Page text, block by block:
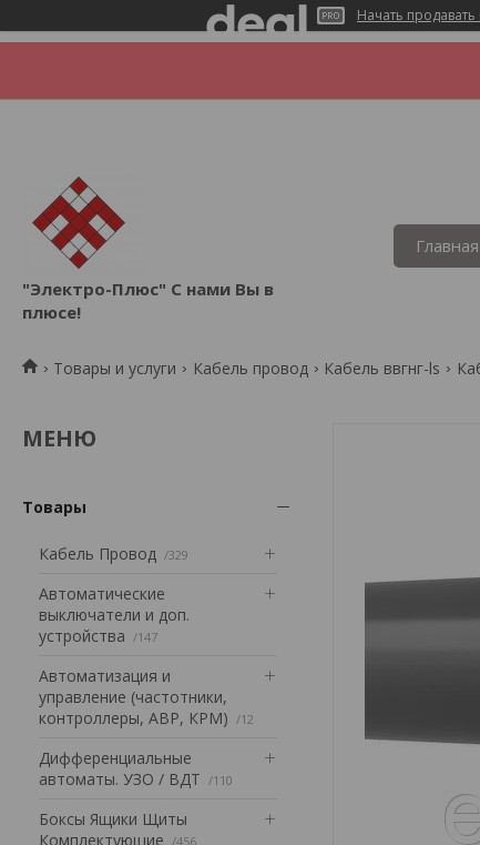
Начать
"Электро-Плюс" С нами Вы в
плюсе!
Главная
Товары и услуги Кабель провод Кабель ввгнг-ls
Товары
Кабель Провод 329
Автоматические
выключатели и доп.
устройства
147
Автоматизация и
управление (частотники,
контроллеры, АВР, КРМ)
12
Дифференциальные
автоматы. УЗО / ВДТ
110
Боксы Ящики Щиты
Комплектующие
456